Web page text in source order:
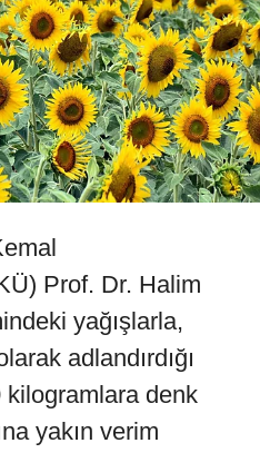
Prof. Dr. Halim
yağışlarla,
adlandırdığı
denk
yakın verim